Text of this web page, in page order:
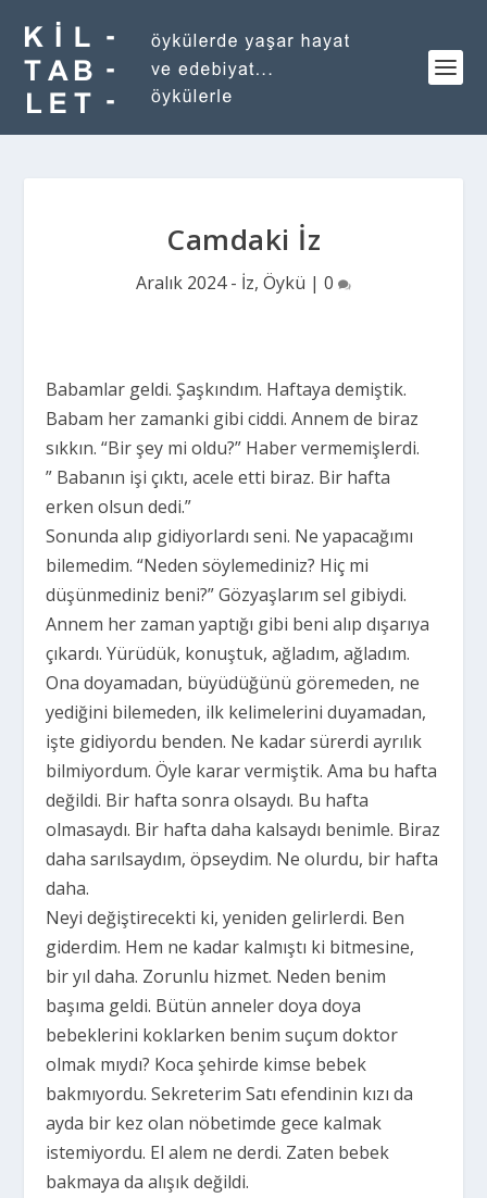
Camdaki İz
Aralık 2024 - İz, Öykü | 0
Babamlar geldi. Şaşkındım. Haftaya demiştik.
Babam her zamanki gibi ciddi. Annem de biraz
sıkkın. “Bir şey mi oldu?” Haber vermemişlerdi.
” Babanın işi çıktı, acele etti biraz. Bir hafta
erken olsun dedi.”
Sonunda alıp gidiyorlardı seni. Ne yapacağımı
bilemedim. “Neden söylemediniz? Hiç mi
düşünmediniz beni?” Gözyaşlarım sel gibiydi.
Annem her zaman yaptığı gibi beni alıp dışarıya
çıkardı. Yürüdük, konuştuk, ağladım, ağladım.
Ona doyamadan, büyüdüğünü göremeden, ne
yediğini bilemeden, ilk kelimelerini duyamadan,
işte gidiyordu benden. Ne kadar sürerdi ayrılık
bilmiyordum. Öyle karar vermiştik. Ama bu hafta
değildi. Bir hafta sonra olsaydı. Bu hafta
olmasaydı. Bir hafta daha kalsaydı benimle. Biraz
daha sarılsaydım, öpseydim. Ne olurdu, bir hafta
daha.
Neyi değiştirecekti ki, yeniden gelirlerdi. Ben
giderdim. Hem ne kadar kalmıştı ki bitmesine,
bir yıl daha. Zorunlu hizmet. Neden benim
başıma geldi. Bütün anneler doya doya
bebeklerini koklarken benim suçum doktor
olmak mıydı? Koca şehirde kimse bebek
bakmıyordu. Sekreterim Satı efendinin kızı da
ayda bir kez olan nöbetimde gece kalmak
istemiyordu. El alem ne derdi. Zaten bebek
bakmaya da alışık değildi.